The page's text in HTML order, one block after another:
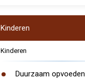
Kinderen
Kinderen
Duurzaam opvoeden